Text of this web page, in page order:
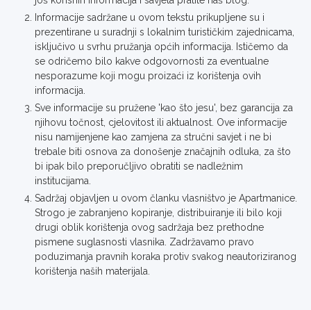
Informacije sadržane u ovom tekstu prikupljene su i
prezentirane u suradnji s lokalnim turističkim zajednicama,
isključivo u svrhu pružanja općih informacija. Ističemo da
se odričemo bilo kakve odgovornosti za eventualne
nesporazume koji mogu proizaći iz korištenja ovih
informacija.
Sve informacije su pružene 'kao što jesu', bez garancija za
njihovu točnost, cjelovitost ili aktualnost. Ove informacije
nisu namijenjene kao zamjena za stručni savjet i ne bi
trebale biti osnova za donošenje značajnih odluka, za što
bi ipak bilo preporučljivo obratiti se nadležnim
institucijama.
Sadržaj objavljen u ovom članku vlasništvo je Apartmanice.
Strogo je zabranjeno kopiranje, distribuiranje ili bilo koji
drugi oblik korištenja ovog sadržaja bez prethodne
pismene suglasnosti vlasnika. Zadržavamo pravo
poduzimanja pravnih koraka protiv svakog neautoriziranog
korištenja naših materijala.